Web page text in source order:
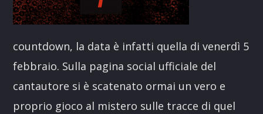
countdown, la data è infatti quella di venerdì 5
febbraio. Sulla pagina social ufficiale del
cantautore si è scatenato ormai un vero e
proprio gioco al mistero sulle tracce di quel